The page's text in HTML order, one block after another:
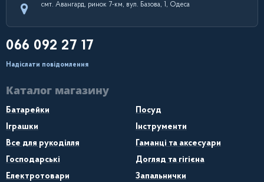
смт. Авангард, ринок 7-км, вул. Базова, 1, Одеса
066 092 27 17
Надіслати повідомлення
Каталог магазину
Батарейки
Посуд
Іграшки
Інструменти
Все для рукоділля
Гаманці та аксесуари
Господарські
Догляд та гігієна
Електротовари
Запальнички